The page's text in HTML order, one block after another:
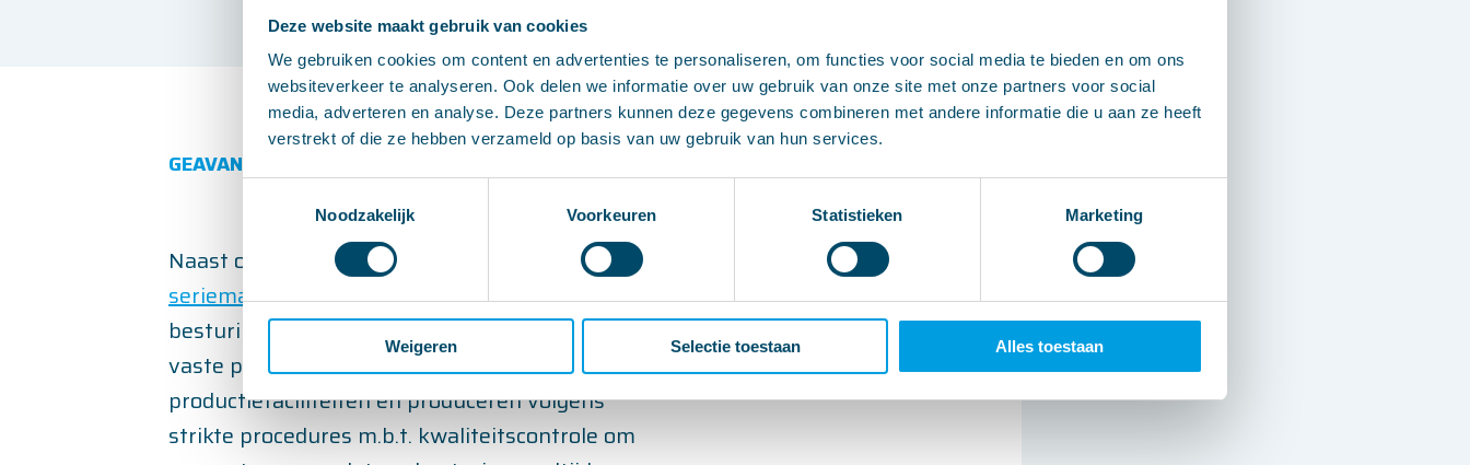
Deze website maakt gebruik van cookies
We gebruiken cookies om content en advertenties te personaliseren, om functies voor social media te bieden en om ons
websiteverkeer te analyseren. Ook delen we informatie over uw gebruik van onze site met onze partners voor social
media, adverteren en analyse. Deze partners kunnen deze gegevens combineren met andere informatie die u aan ze heeft
verstrekt of die ze hebben verzameld op basis van uw gebruik van hun services.
Noodzakelijk
Voorkeuren Statistieken Marketing
Weigeren Selectie toestaan Alles toestaan
GEAVANCEERDE
Naast ontwerp en ontwikkeling bieden we ook
seriematige productieen validatie van uw
besturing. We hebben in samenwerking van
vaste partners geavanceerde
productiefaciliteiten en produceren volgens
strikte procedures m.b.t. kwaliteitscontrole om